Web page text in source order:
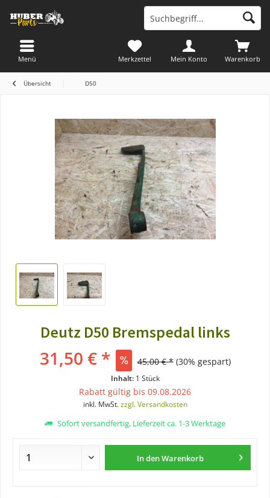
Warenkorb
Merkzettel Mein Konto
Menü
Übersicht D50
Deutz D50 Bremspedal links
31,50 € * 45,00 € * (30% gespart)
Inhalt: 1 Stück
Rabatt gültig bis 09.08.2026
inkl. MwSt.zzgl. Versandkosten
Sofort versandfertig, Lieferzeit ca. 1-3 Werktage
In denWarenkorb